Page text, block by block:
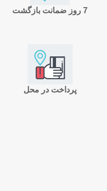
7 روز ضمانت بازگشت
پرداخت در محل